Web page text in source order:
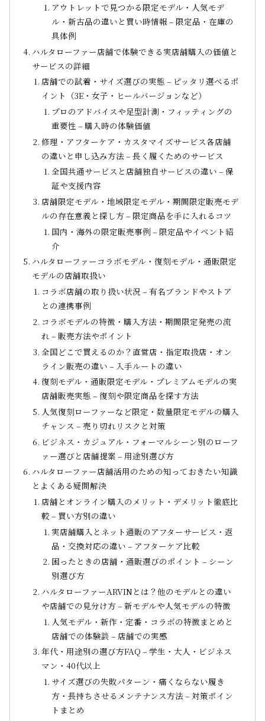
アウトレットで見つかる限定モデル・人気モデ
ル・新古品の違いと買い時情報 – 限定品・在庫の
具体例
ハルタローファー店舗で体験できる実店舗購入の価値と
サービスの詳細
店舗での試着・サイズ選びの実態 – ピッタリ選べるポ
イント（3E・女子・ヒールバージョンなど）
プロのアドバイスや足型計測・フィッティングの
重要性 – 購入時の体験価値
修理・アフターケア・カスタマイズサービス各店舗
の違いと申し込み方法 – 長く履くためのサービス
全国共通サービスと店舗独自サービスの違い – 保
証や支援内容
店舗限定モデル・地域限定モデル・期間限定販売モデ
ルの存在意義と探し方 – 限定商品を手に入れるコツ
国内・海外の限定販売事例 – 限定品やイベント紹
介
ハルタローファーコラボモデル・復刻モデル・通販限定
モデルの店舗取扱い
コラボ店舗の取り扱い状況 – 有名ブランドやストア
との連携事例
コラボモデルの特徴・購入方法・期間限定発売の流
れ – 販売方法やポイント
全国どこで買えるのか？直営店・指定取扱店・オン
ライン販売の違い – 入手ルートの違い
復刻モデル・通販限定モデル・プレミアムモデルの実
店舗販売実態 – 復刻や限定商品を探す方法
人気復刻ローファーなど限定・数量限定モデルの購入
チャンス – 売り切れリスクと対策
ビジネス・カジュアル・フォーマルシーン別のローフ
ァー選びと店舗提案 – 用途別選び方
ハルタローファー店舗活用のための知っておきたい知識
とよくある疑問解決
店舗とオンライン購入のメリット・デメリット徹底比
較 – 買い方別の違い
実店舗購入とネット通販のアフターサービス・返
品・交換対応の違い – アフターケア比較
困ったときの店舗・通販選びのポイント – シーン
別選び方
ハルタローファーARVINとは？他のモデルとの違い
や店舗での見分け方 – 新モデルや人気モデルの特徴
人気モデル・新作・定番・コラボの特徴まとめと
店舗での体験談 – 店舗での実感
年代・用途別の選び方FAQ – 学生・大人・ビジネス
マン・40代以上
サイズ選びの失敗パターン・痛くならない履き
方・長持ちさせるメンテナンス方法 – 対策ポイン
トまとめ